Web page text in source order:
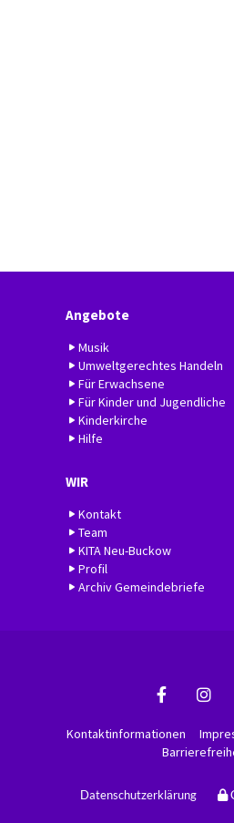
Angebote
Musik
Umweltgerechtes Handeln
Für Erwachsene
Für Kinder und Jugendliche
Kinderkirche
Hilfe
WIR
Kontakt
Team
KITA Neu-Buckow
Profil
Archiv Gemeindebriefe
Kontaktinformationen
Datenschutzerklärung